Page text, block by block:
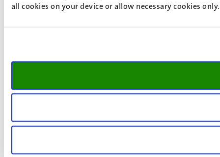
all cookies on your device or allow necessary cookies